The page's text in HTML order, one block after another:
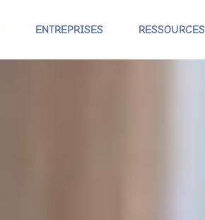
ENTREPRISES RESSOURCES